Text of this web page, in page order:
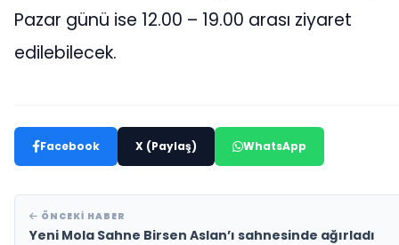
Pazar günü ise 12.00 – 19.00 arası ziyaret
edilebilecek.
Facebook X (Paylaş) WhatsApp
ÖNCEKI HABER
Yeni Mola Sahne Birsen Aslan’ı sahnesinde ağırladı